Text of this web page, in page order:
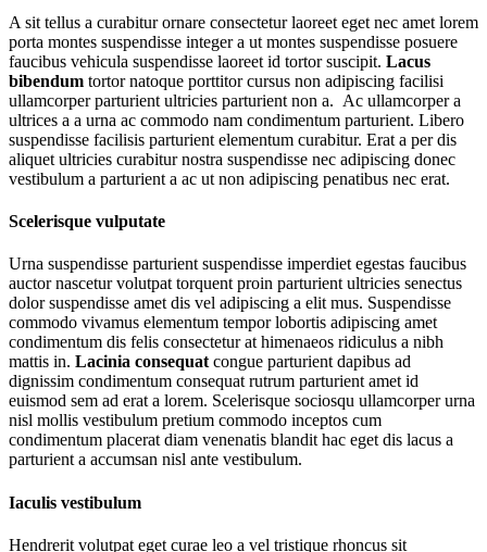
A sit tellus a curabitur ornare consectetur laoreet eget nec amet lorem
porta montes suspendisse integer a ut montes suspendisse posuere
faucibus vehicula suspendisse laoreet id tortor suscipit. Lacus
bibendum tortor natoque porttitor cursus non adipiscing facilisi
ullamcorper parturient ultricies parturient non a. Ac ullamcorper a
ultrices a a urna ac commodo nam condimentum parturient. Libero
suspendisse facilisis parturient elementum curabitur. Erat a per dis
aliquet ultricies curabitur nostra suspendisse nec adipiscing donec
vestibulum a parturient a ac ut non adipiscing penatibus nec erat.
Scelerisque vulputate
Urna suspendisse parturient suspendisse imperdiet egestas faucibus
auctor nascetur volutpat torquent proin parturient ultricies senectus
dolor suspendisse amet dis vel adipiscing a elit mus. Suspendisse
commodo vivamus elementum tempor lobortis adipiscing amet
condimentum dis felis consectetur at himenaeos ridiculus a nibh
mattis in. Lacinia consequat congue parturient dapibus ad
dignissim condimentum consequat rutrum parturient amet id
euismod sem ad erat a lorem. Scelerisque sociosqu ullamcorper urna
nisl mollis vestibulum pretium commodo inceptos cum
condimentum placerat diam venenatis blandit hac eget dis lacus a
parturient a accumsan nisl ante vestibulum.
Iaculis vestibulum
Hendrerit volutpat eget curae leo a vel tristique rhoncus sit